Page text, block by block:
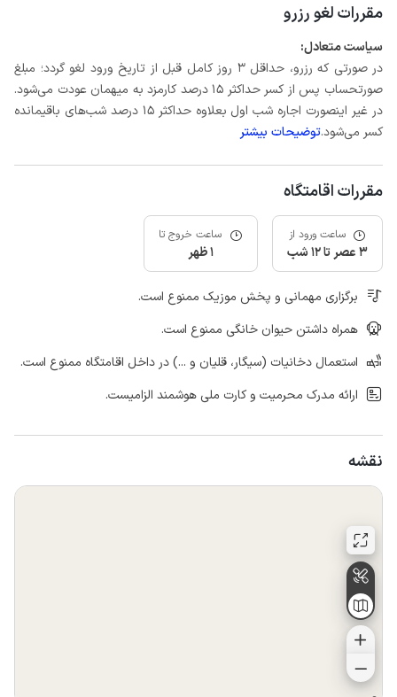
مقررات لغو رزرو
سیاست متعادل:
در صورتی که رزرو، حداقل 3 روز کامل قبل از تاریخ ورود لغو گردد؛ مبلغ
صورتحساب پس از کسر حداکثر 15 درصد کارمزد به میهمان عودت می‌شود.
در غیر اینصورت اجاره شب اول بعلاوه حداکثر 15 درصد شب‌های باقیمانده
کسر می‌شود.توضیحات بیشتر
مقررات اقامتگاه
ساعت ورود از
3 عصر تا 12 شب
ساعت خروج تا
1 ظهر
برگزاری مهمانی و پخش موزیک ممنوع است.
همراه داشتن حیوان خانگی ممنوع است.
استعمال دخانیات (سیگار، قلیان و ...) در داخل اقامتگاه ممنوع است.
ارائه مدرک محرمیت و کارت ملی هوشمند الزامیست.
نقشه